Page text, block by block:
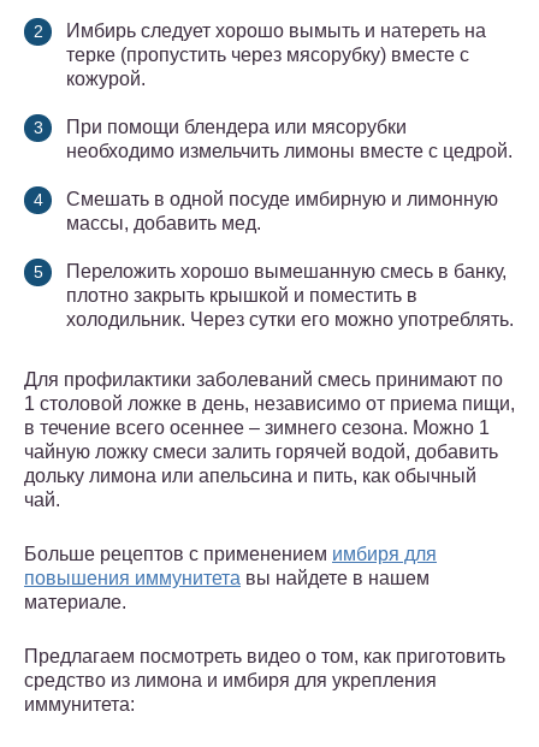
Имбирь следует хорошо вымыть и натереть на
терке (пропустить через мясорубку) вместе с
кожурой.
При помощи блендера или мясорубки
необходимо измельчить лимоны вместе с цедрой.
Смешать в одной посуде имбирную и лимонную
массы, добавить мед.
Переложить хорошо вымешанную смесь в банку,
плотно закрыть крышкой и поместить в
холодильник. Через сутки его можно употреблять.
Для профилактики заболеваний смесь принимают по
1 столовой ложке в день, независимо от приема пищи,
в течение всего осеннее – зимнего сезона. Можно 1
чайную ложку смеси залить горячей водой, добавить
дольку лимона или апельсина и пить, как обычный
чай.
Больше рецептов с применением имбиря для
повышения иммунитета вы найдете в нашем
материале.
Предлагаем посмотреть видео о том, как приготовить
средство из лимона и имбиря для укрепления
иммунитета: